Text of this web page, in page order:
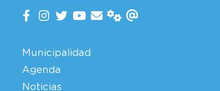
Municipalidad
Agenda
Noticias